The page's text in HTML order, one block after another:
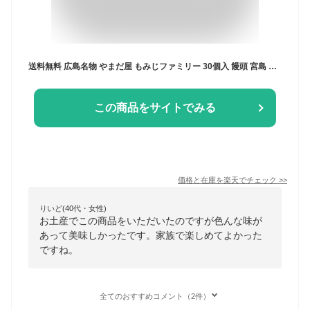
送料無料 広島名物 やまだ屋 もみじファミリー 30個入 饅頭 宮島 お土産 和菓子 もみじ 広島 G7 広島サミット
この商品をサイトでみる
価格と在庫を楽天でチェック >>
りいど(40代・女性)
お土産でこの商品をいただいたのですが色んな味が
あって美味しかったです。家族で楽しめてよかった
ですね。
全てのおすすめコメント（2件）